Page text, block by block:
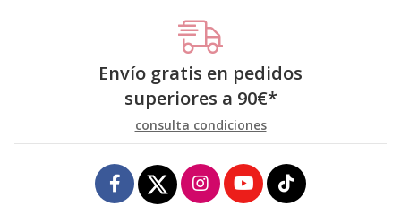
Envío gratis en pedidos
superiores a 90€*
consulta condiciones